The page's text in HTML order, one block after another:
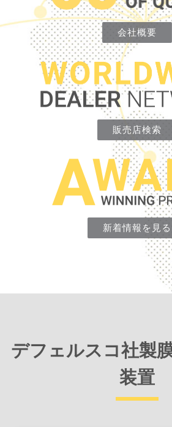
会社概要
販売店検索
新着情報を見る
デフェルスコ社製
装置